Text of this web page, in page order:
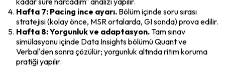
Hafta 7: Pacing ince ayarı. Bölüm içinde soru sırası
stratejisi (kolay önce, MSR ortalarda, GI sonda) prova edilir.
Hafta 8: Yorgunluk ve adaptasyon. Tam sınav
simülasyonu içinde Data Insights bölümü Quant ve
Verbal'den sonra çözülür; yorgunluk altında ritim koruma
pratiği yapılır.